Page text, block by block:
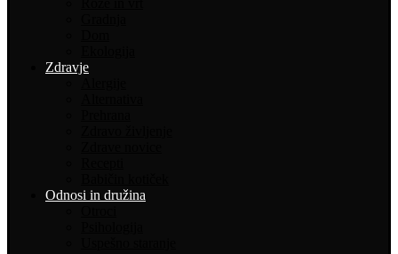
Zdravje
Odnosi in družina